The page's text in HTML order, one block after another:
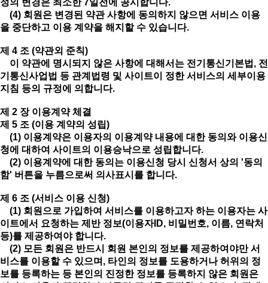
정의 변경은 최소한 7일전에 공시합니다.
(4) 회원은 변경된 약관 사항에 동의하지 않으면 서비스 이용
을 중단하고 이용 계약을 해지할 수 있습니다.
제 4 조 (약관외 준칙)
이 약관에 명시되지 않은 사항에 대해서는 전기통신기본법, 전
기통신사업법 등 관계법령 및 사이트이 정한 서비스의 세부이용
지침 등의 규정에 의합니다.
제 2 장 이용계약 체결
제 5 조 (이용 계약의 성립)
(1) 이용계약은 이용자의 이용계약 내용에 대한 동의와 이용신
청에 대하여 사이트의 이용승낙으로 성립합니다.
(2) 이용계약에 대한 동의는 이용신청 당시 신청서 상의 '동의
함' 버튼을 누름으로써 의사표시를 합니다.
제 6 조 (서비스 이용 신청)
(1) 회원으로 가입하여 서비스를 이용하고자 하는 이용자는 사
이트에서 요청하는 제반 정보(이용자ID, 비밀번호, 이름, 연락처
등)를 제공하여야 합니다.
(2) 모든 회원은 반드시 회원 본인의 정보를 제공하여야만 서
비스를 이용할 수 있으며, 타인의 정보를 도용하거나 허위의 정
보를 등록하는 등 본인의 진정한 정보를 등록하지 않은 회원은